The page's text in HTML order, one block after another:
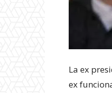
La ex
ex